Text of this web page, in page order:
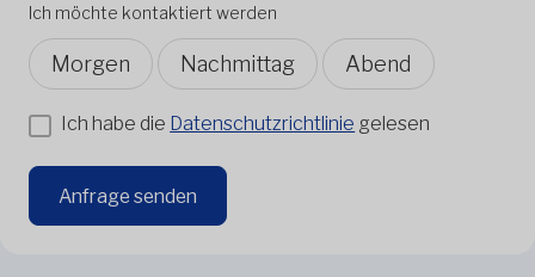
Ich möchte kontaktiert werden
Morgen Nachmittag Abend
Ich habe die Datenschutzrichtlinie gelesen
Anfrage senden